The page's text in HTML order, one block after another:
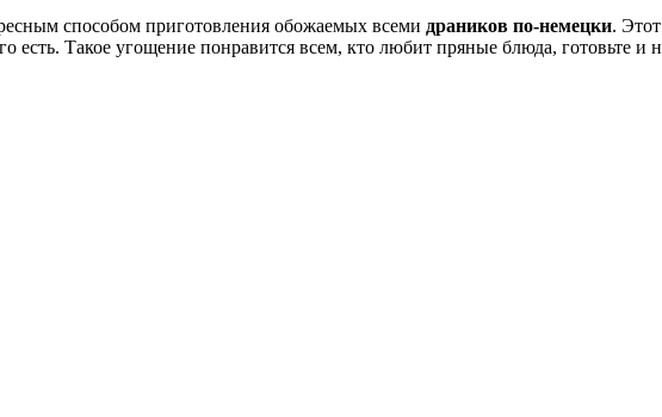
способом приготовления обожаемых всеми драников по-немецки.
есть. Такое угощение понравится всем, кто любит пряные блюда, готовьте и